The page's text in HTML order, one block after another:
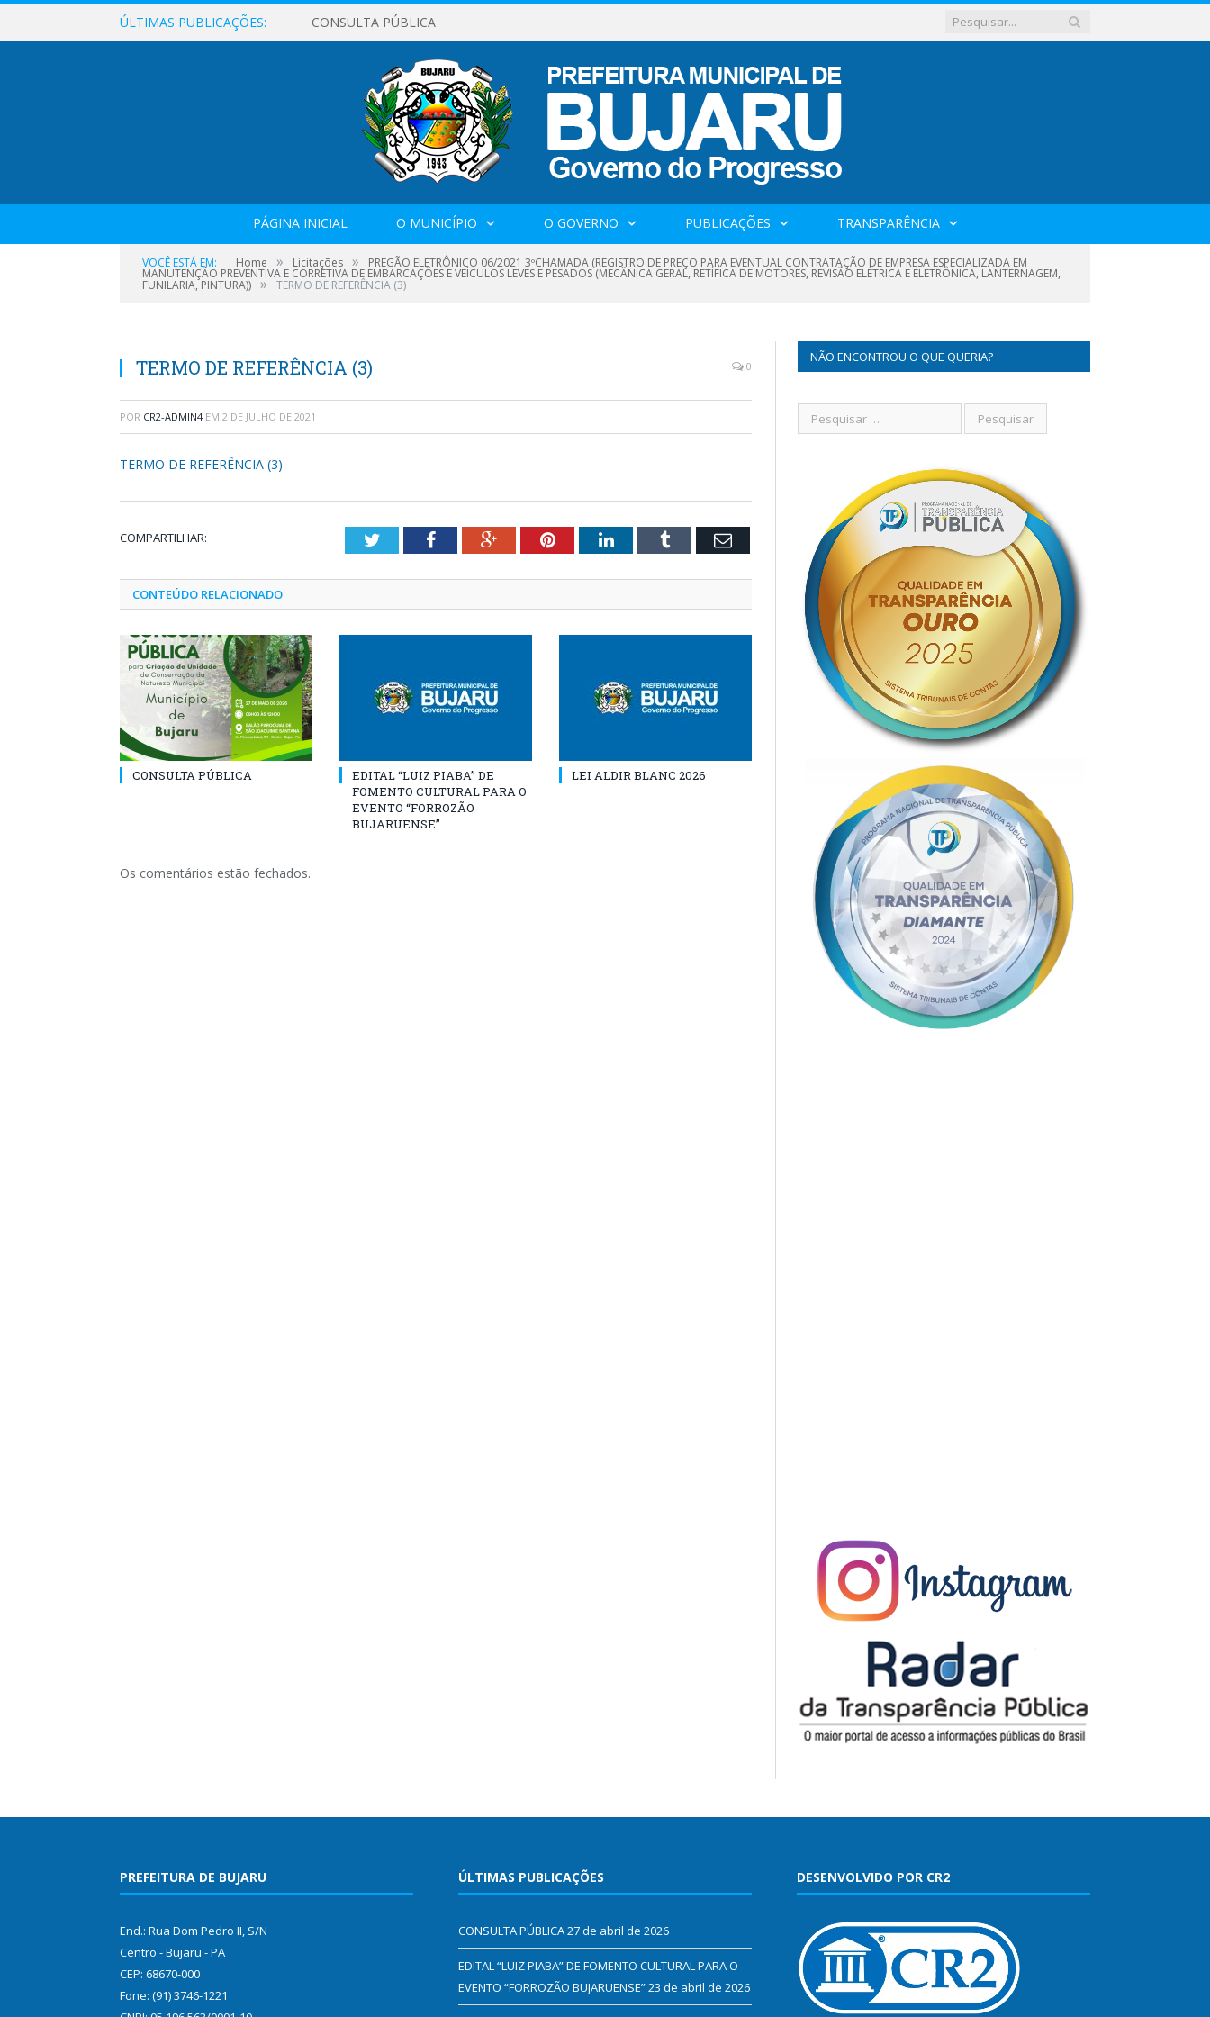
ÚLTIMAS PUBLICAÇÕES: CONSULTA PÚBLICA
PÁGINA INICIAL O MUNICÍPIO O GOVERNO PUBLICAÇÕES TRANSPARÊNCIA
VOCÊ ESTÁ EM: Home » Licitações » PREGÃO ELETRÔNICO 06/2021 3ºCHAMADA (REGISTRO DE PREÇO PARA EVENTUAL CONTRATAÇÃO DE EMPRESA ESPECIALIZADA EM
MANUTENÇÃO PREVENTIVA E CORRETIVA DE EMBARCAÇÕES E VEÍCULOS LEVES E PESADOS (MECÂNICA GERAL, RETÍFICA DE MOTORES, REVISÃO ELÉTRICA E ELETRÔNICA, LANTERNAGEM,
FUNILARIA, PINTURA)) » TERMO DE REFERÊNCIA (3)
TERMO DE REFERÊNCIA (3) 0
POR CR2-ADMIN4 EM 2 DE JULHO DE 2021
TERMO DE REFERÊNCIA (3)
COMPARTILHAR: TwitterFacebookGoogle+PinterestLinkedInTumblr Email
CONTEÚDO RELACIONADO
CONSULTA PÚBLICA
EDITAL “LUIZ PIABA” DE
FOMENTO CULTURAL PARA O
EVENTO “FORROZÃO
BUJARUENSE”
LEI ALDIR BLANC 2026
Os comentários estão fechados.
NÃO ENCONTROU O QUE QUERIA?
PREFEITURA DE BUJARU
End.: Rua Dom Pedro II, S/N
Centro - Bujaru - PA
CEP: 68670-000
Fone: (91) 3746-1221
ÚLTIMAS PUBLICAÇÕES
CONSULTA PÚBLICA27 de abril de 2026
EDITAL “LUIZ PIABA” DE FOMENTO CULTURAL PARA O
EVENTO “FORROZÃO BUJARUENSE”23 de abril de 2026
DESENVOLVIDO POR CR2